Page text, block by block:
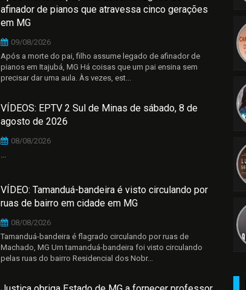
afinador de pianos que atravessa cinco gerações
em MG
09/08/2026
Após a morte do pai, filho assume legado de afinador de
pianos em Itajubá, MG Há coisas que um pai ensina sem
precisar dar uma aula. Às vezes, est...
VÍDEOS: EPTV 2 Sul de Minas de sábado, 8 de
agosto de 2026
08/08/2026
...
VÍDEO: Tamanduá-bandeira é visto circulando por
ruas de bairro em cidade em MG
08/08/2026
Tamanduá-bandeira é flagrado circulando por ruas de
Machado, MG Um tamanduá-bandeira foi visto circulando
pelas ruas do bairro Residencial dos Nobr...